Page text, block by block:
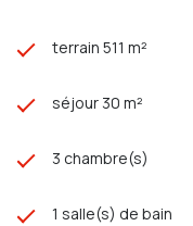
terrain 511 m²
séjour 30 m²
3 chambre(s)
1 salle(s) de bain